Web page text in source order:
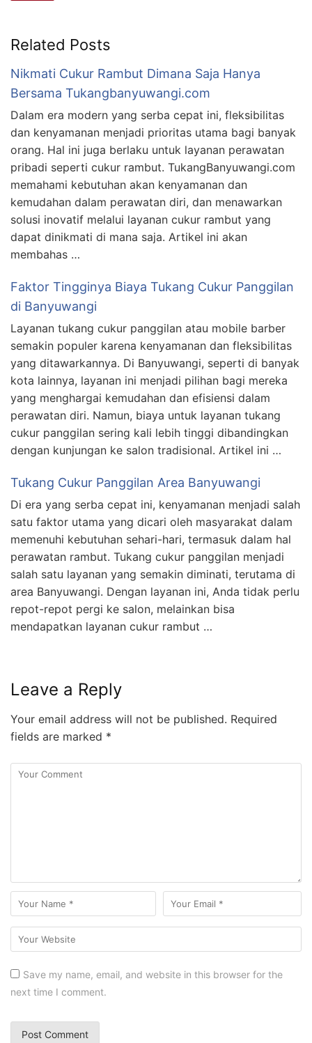
Related Posts
Nikmati Cukur Rambut Dimana Saja Hanya
Bersama Tukangbanyuwangi.com
Dalam era modern yang serba cepat ini, fleksibilitas
dan kenyamanan menjadi prioritas utama bagi banyak
orang. Hal ini juga berlaku untuk layanan perawatan
pribadi seperti cukur rambut. TukangBanyuwangi.com
memahami kebutuhan akan kenyamanan dan
kemudahan dalam perawatan diri, dan menawarkan
solusi inovatif melalui layanan cukur rambut yang
dapat dinikmati di mana saja. Artikel ini akan
membahas …
Faktor Tingginya Biaya Tukang Cukur Panggilan
di Banyuwangi
Layanan tukang cukur panggilan atau mobile barber
semakin populer karena kenyamanan dan fleksibilitas
yang ditawarkannya. Di Banyuwangi, seperti di banyak
kota lainnya, layanan ini menjadi pilihan bagi mereka
yang menghargai kemudahan dan efisiensi dalam
perawatan diri. Namun, biaya untuk layanan tukang
cukur panggilan sering kali lebih tinggi dibandingkan
dengan kunjungan ke salon tradisional. Artikel ini …
Tukang Cukur Panggilan Area Banyuwangi
Di era yang serba cepat ini, kenyamanan menjadi salah
satu faktor utama yang dicari oleh masyarakat dalam
memenuhi kebutuhan sehari-hari, termasuk dalam hal
perawatan rambut. Tukang cukur panggilan menjadi
salah satu layanan yang semakin diminati, terutama di
area Banyuwangi. Dengan layanan ini, Anda tidak perlu
repot-repot pergi ke salon, melainkan bisa
mendapatkan layanan cukur rambut …
Leave a Reply
Your email address will not be published. Required
fields are marked *
Save my name, email, and website in this browser for the
next time I comment.